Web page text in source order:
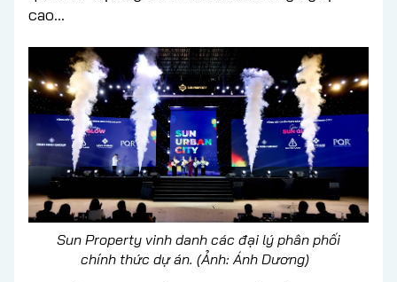
cao…
Sun Property vinh danh các đại lý phân phối
chính thức dự án. (Ảnh: Ánh Dương)